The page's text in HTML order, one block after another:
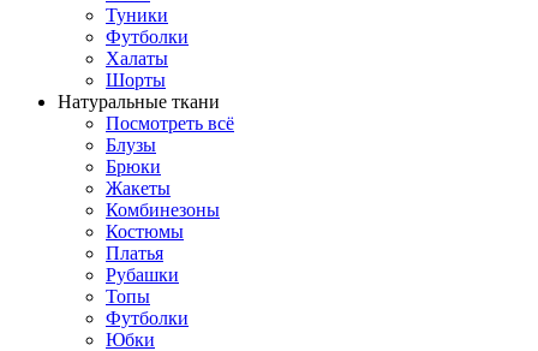
Туники
Футболки
Халаты
Шорты
Натуральные ткани
Посмотреть всё
Блузы
Брюки
Жакеты
Комбинезоны
Костюмы
Платья
Рубашки
Топы
Футболки
Юбки